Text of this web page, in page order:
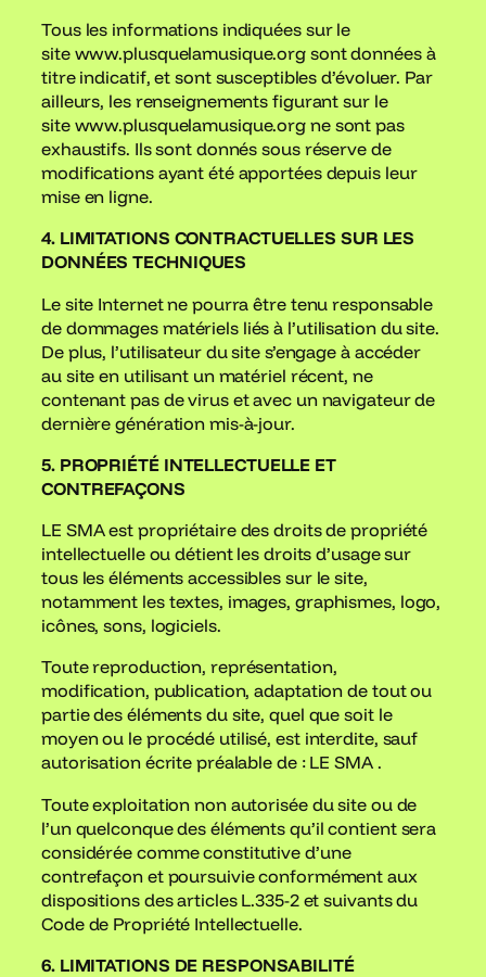
Tous les informations indiquées sur le
site www.plusquelamusique.org sont données à
titre indicatif, et sont susceptibles d’évoluer. Par
ailleurs, les renseignements figurant sur le
site www.plusquelamusique.org ne sont pas
exhaustifs. Ils sont donnés sous réserve de
modifications ayant été apportées depuis leur
mise en ligne.
4. LIMITATIONS CONTRACTUELLES SUR LES
DONNÉES TECHNIQUES
Le site Internet ne pourra être tenu responsable
de dommages matériels liés à l’utilisation du site.
De plus, l’utilisateur du site s’engage à accéder
au site en utilisant un matériel récent, ne
contenant pas de virus et avec un navigateur de
dernière génération mis-à-jour.
5. PROPRIÉTÉ INTELLECTUELLE ET
CONTREFAÇONS
LE SMA est propriétaire des droits de propriété
intellectuelle ou détient les droits d’usage sur
tous les éléments accessibles sur le site,
notamment les textes, images, graphismes, logo,
icônes, sons, logiciels.
Toute reproduction, représentation,
modification, publication, adaptation de tout ou
partie des éléments du site, quel que soit le
moyen ou le procédé utilisé, est interdite, sauf
autorisation écrite préalable de : LE SMA .
Toute exploitation non autorisée du site ou de
l’un quelconque des éléments qu’il contient sera
considérée comme constitutive d’une
contrefaçon et poursuivie conformément aux
dispositions des articles L.335-2 et suivants du
Code de Propriété Intellectuelle.
6. LIMITATIONS DE RESPONSABILITÉ